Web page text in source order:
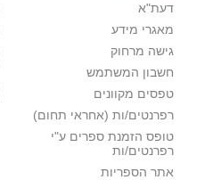
דעת"א
מאגרי מידע
גישה מרחוק
חשבון המשתמש
טפסים מקוונים
רפרנטים/ות (אחראי תחום)
טופס הזמנת ספרים ע"י
רפרנטים/ות
אתר הספריות